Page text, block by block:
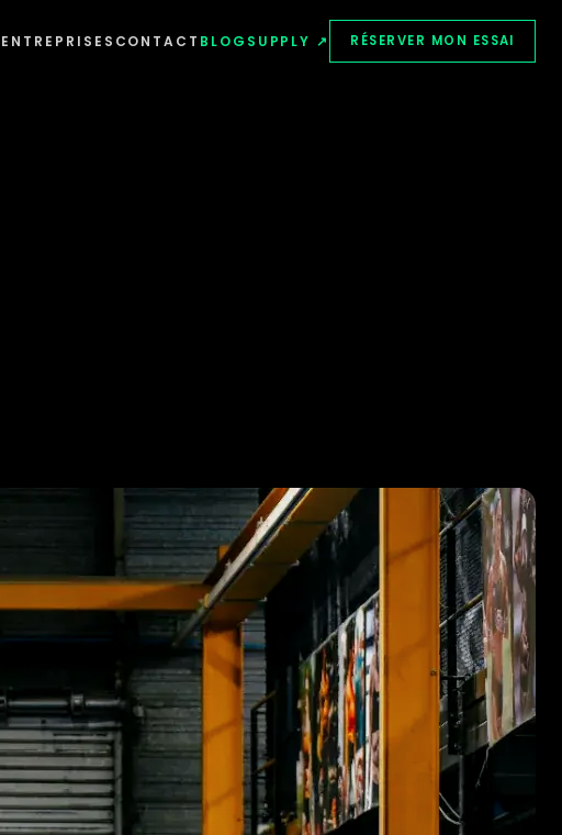
ENTREPRISES CONTACT BLOG SUPPLY ↗ RÉSERVER MON ESSAI